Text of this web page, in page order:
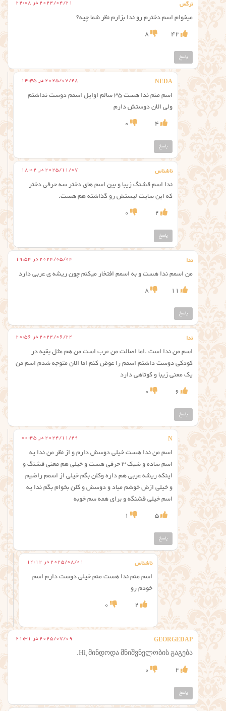
نرگس 2024/04/21 در 22:08
میخوام اسم دخترم رو ندا بزارم نظر شما چیه؟
42
8
پاسخ
NEDA 2025/07/28 در 14:35
اسم منم ندا هست ۳۵ سالم اوایل اسمم دوست نداشتم
ولی الان دوستش دارم
4
0
پاسخ
ناشناس 2025/11/07 در 18:02
ندا اسم قشنگ زیبا و بین اسم های دختر سه حرفی دختر
که این سایت لیستش رو گذاشته هم هست.
2
0
پاسخ
ندا 2024/05/04 در 19:54
من اسمم ندا هست و به اسمم افتخار میکنم چون ریشه ی عربی دارد
11
8
پاسخ
ندا 2024/06/24 در 20:56
اسم من ندا است .اما اصالت من عرب است من هم مثل بقیه در
کودکی دوست داشتم اسمم را عوض کنم اما الان متوجه شدم اسم من
یک معنی زیبا و کوتاهی دارد
6
0
پاسخ
N 2024/11/29 در 00:45
اسم من ندا هست خیلی دوسش دارم و از نظر من ندا یه
اسم ساده و شیک ۳ حرفی هست و خیلی هم معنی قشنگ و
اینکه ریشه عربی هم داره وکلن بگم خیلی از اسمم راضیم
و خیلی ازش خوشم میاد و دوسش و کلن بخوام بگم ندا یه
اسم خیلی قشنگه و برای همه سم خوبه
5
1
پاسخ
ناشناس 2025/08/01 در 14:12
اسم منم ندا هست منم خیلی دوست دارم اسم
خودم رو
2
0
GEORGEDAP 2025/07/09 در 21:31
Hi, მინდოდა მნიშვნელობის გაგება.
2
0
پاسخ